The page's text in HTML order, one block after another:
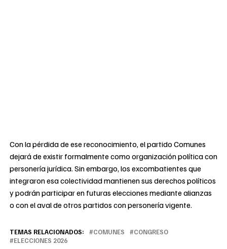
Con la pérdida de ese reconocimiento, el partido Comunes
dejará de existir formalmente como organización política con
personería jurídica. Sin embargo, los excombatientes que
integraron esa colectividad mantienen sus derechos políticos
y podrán participar en futuras elecciones mediante alianzas
o con el aval de otros partidos con personería vigente.
TEMAS RELACIONADOS: COMUNES
CONGRESO
ELECCIONES 2026